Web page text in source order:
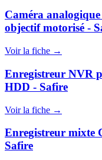
Caméra
objectif motorisé -
Voir la fiche →
Enregistreur NVR
HDD - Safire
Voir la fiche →
Enregistreur mixte
Safire